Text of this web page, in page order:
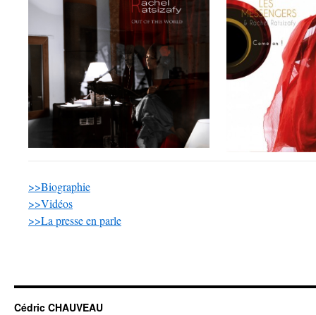
>>Biographie
>>Vidéos
>>La presse en parle
Cédric CHAUVEAU